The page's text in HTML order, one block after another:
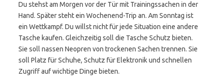
Du stehst am Morgen vor der Tür mit Trainingssachen in der
Hand. Später steht ein Wochenend-Trip an. Am Sonntag ist
ein Wettkampf. Du willst nicht für jede Situation eine andere
Tasche kaufen. Gleichzeitig soll die Tasche Schutz bieten.
Sie soll nassen Neopren von trockenen Sachen trennen. Sie
soll Platz für Schuhe, Schutz für Elektronik und schnellen
Zugriff auf wichtige Dinge bieten.